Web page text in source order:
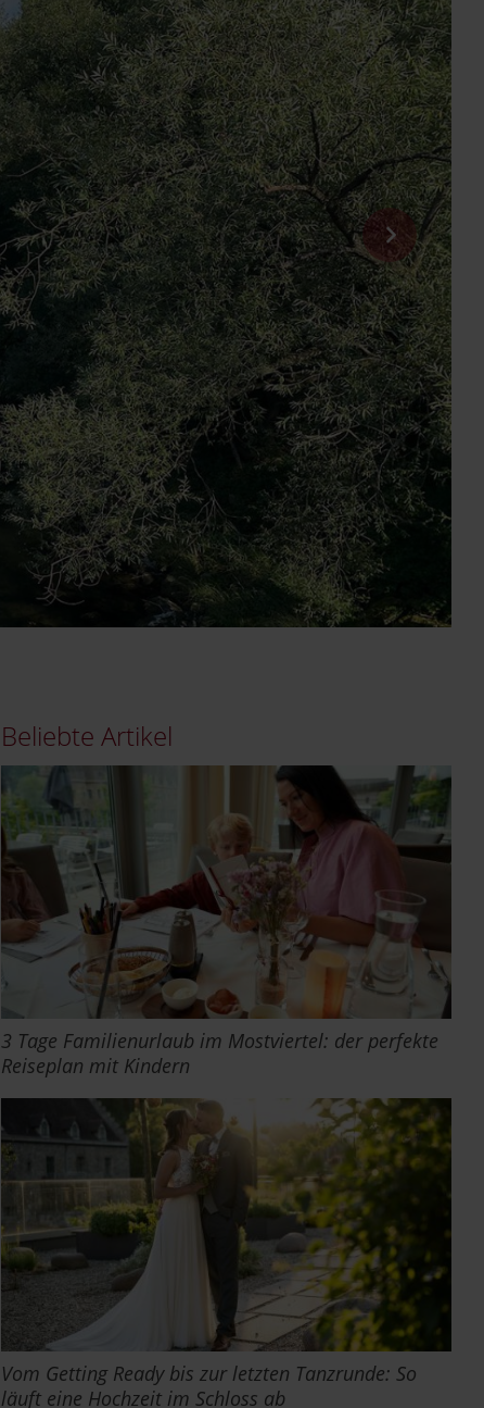
Beliebte Artikel
3 Tage Familienurlaub im Mostviertel: der perfekte
Reiseplan mit Kindern
Vom Getting Ready bis zur letzten Tanzrunde: So
läuft eine Hochzeit im Schloss ab